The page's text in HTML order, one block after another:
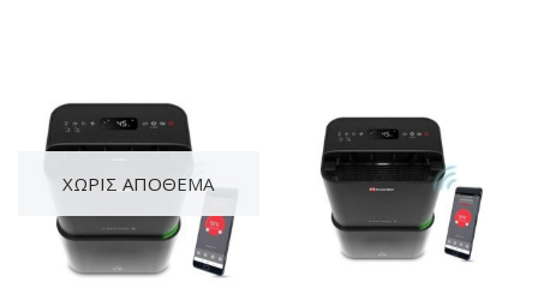
ΧΩΡΊΣ ΑΠΌΘΕΜΑ